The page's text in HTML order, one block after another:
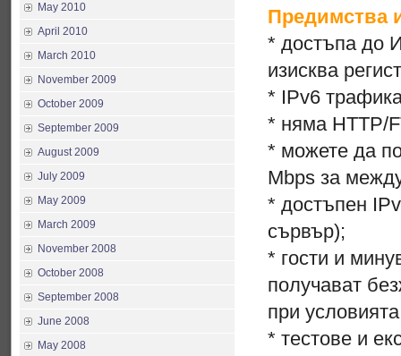
Предимства
* достъпа до
изисква
* IPv6
* няма HTTP/
* можете да
Mbps за
* достъпен
сървър);
* гости и
получават
при
* тестове и
May 2010
April 2010
March 2010
November 2009
October 2009
September 2009
August 2009
July 2009
May 2009
March 2009
November 2008
October 2008
September 2008
June 2008
May 2008